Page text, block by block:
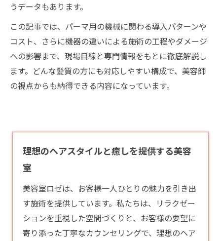
うデータもあります。
この記事では、パーマ用の機械に関わる導入パターンや
コスト、さらに機器の違いによる施術の工程やダメージ
への影響まで、現場目線と専門情報をもとに徹底解説し
ます。どんな髪質の方にも対応しやすい構成で、美容師
の視点からも納得できる内容になっています。
理想のヘアスタイルと癒しを提供する美容
室
美容室ロゼは、お客様一人ひとりの魅力を引き出
す施術を提供しています。私たちは、リラクゼー
ションを重視した空間づくりと、お客様の要望に
寄り添った丁寧なカウンセリングで、理想のヘア